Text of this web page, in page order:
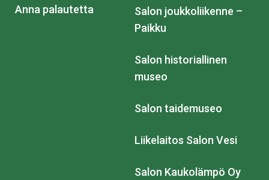
Anna palautetta
Salon joukkoliikenne –
Paikku
Salon historiallinen
museo
Salon taidemuseo
Liikelaitos Salon Vesi
Salon Kaukolämpö Oy